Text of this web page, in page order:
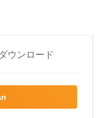
ウンロード